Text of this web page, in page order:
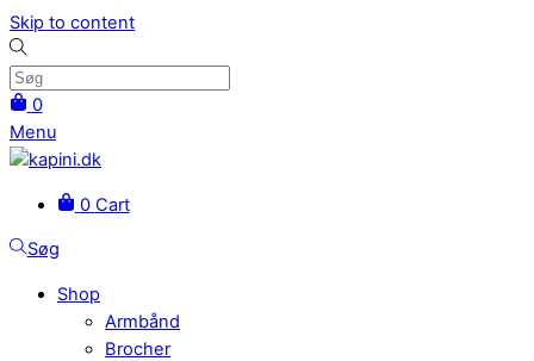
Skip to content
0
Menu
0 Cart
Søg
Shop
Armbånd
Brocher